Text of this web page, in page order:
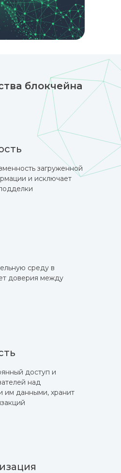
блокчейна
загруженной
и исключает
среду в
доверия между
доступ и
над
им данными, хранит